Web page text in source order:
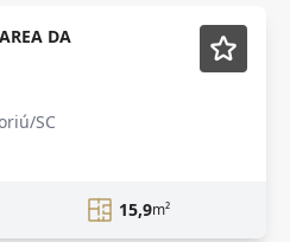
DA
SC
15,9m²